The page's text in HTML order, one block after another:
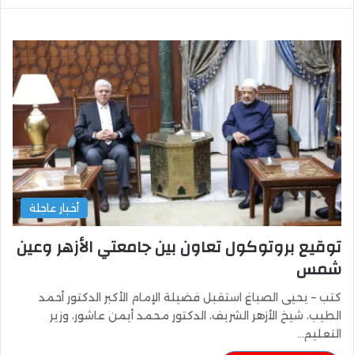
أخبار عاجلة
توقيع بروتوكول تعاون بين جامعتي الأزهر وعين
شمس
كتب – يحيى الصباغ استقبل فضيلة الإمام الأكبر الدكتور أحمد
الطيب، شيخ الأزهر الشريف، الدكتور محمد أيمن عاشور، وزير
التعليم…